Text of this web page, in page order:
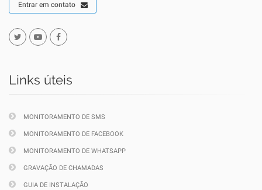
Entrar em contato
Links úteis
MONITORAMENTO DE SMS
MONITORAMENTO DE FACEBOOK
MONITORAMENTO DE WHATSAPP
GRAVAÇÃO DE CHAMADAS
GUIA DE INSTALAÇÃO